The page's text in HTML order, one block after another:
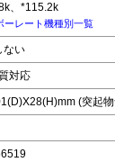
、*115.2k
ーレート機種別一覧
ない
対応
(突起